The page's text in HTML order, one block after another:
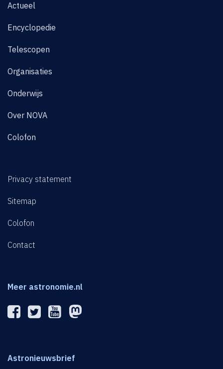
Actueel
Encyclopedie
Telescopen
Organisaties
Onderwijs
Over NOVA
Colofon
Privacy statement
Sitemap
Colofon
Contact
Meer astronomie.nl
Astronieuwsbrief